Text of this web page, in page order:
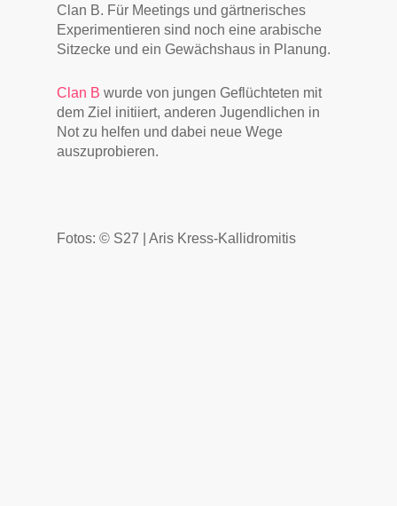
Clan B. Für Meetings und gärtnerisches
Experimentieren sind noch eine arabische
Sitzecke und ein Gewächshaus in Planung.
Clan B wurde von jungen Geflüchteten mit
dem Ziel initiiert, anderen Jugendlichen in
Not zu helfen und dabei neue Wege
auszuprobieren.
Fotos: © S27 | Aris Kress-Kallidromitis